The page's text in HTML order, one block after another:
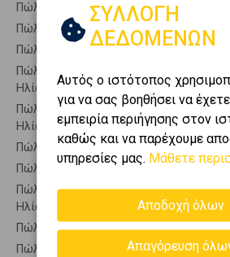
Πώληση Γκαρσονιέρες ΑΝΘΗΔΩΝΟΣ -
Πώληση Διαμερίσματα ΑΝΘΗΔΩΝΟΣ -
Πώληση Κτίρια ΑΝΘΗΔΩΝΟΣ -
Πώληση Μεζονέτες (ανεξάρτητη)
Ηλίας
Πώληση Μεζονέτες (εφαπτόμενη)
Ηλίας
Πώληση Μονοκατοικίες ΑΝΘΗΔΩΝΟΣ -
Πώληση Οικίες ΑΝΘΗΔΩΝΟΣ -
Πώληση Οροφοδιαμερίσματα
Ηλίας
Πώληση Οροφομεζονέτες
Πώληση Ρετιρέ ΑΝΘΗΔΩΝΟΣ -
ΣΥΛΛΟΓΗ
ΔΕΔΟΜΕΝΩΝ
Αυτός ο ιστότοπος
για να σας βοηθήσει να
εμπειρία περιήγησης στον
καθώς και να παρέχουμε
υπηρεσίες μας. Μάθετε
Αποδοχή όλων
Απαγόρευση